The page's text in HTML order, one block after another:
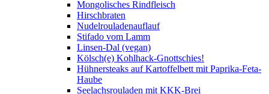
Mongolisches Rindfleisch
Hirschbraten
Nudelrouladenauflauf
Stifado vom Lamm
Linsen-Dal (vegan)
Kölsch(e) Kohlhack-Gnottschies!
Hühnersteaks auf Kartoffelbett mit Paprika-Feta-
Haube
Seelachsrouladen mit KKK-Brei